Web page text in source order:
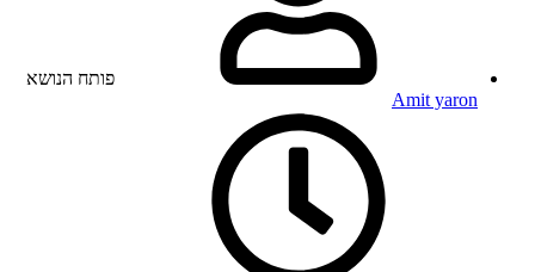
פותח הנושא
Amit yaron